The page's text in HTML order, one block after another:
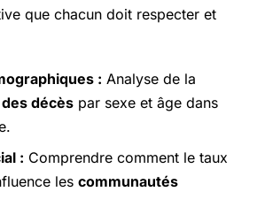
que chacun doit respecter et
: Analyse de la
décès par sexe et âge dans
: Comprendre comment le taux
les communautés